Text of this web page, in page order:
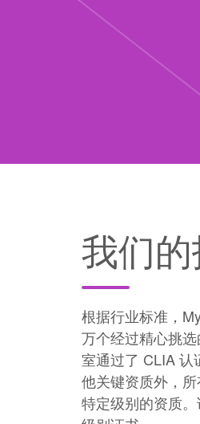
我们
根据行业标准，
万个经过精心挑
室通过了 CLIA 认
他关键资质外，
特定级别的资质